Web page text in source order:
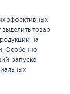
эффективных
товар
на
Особенно
запуске